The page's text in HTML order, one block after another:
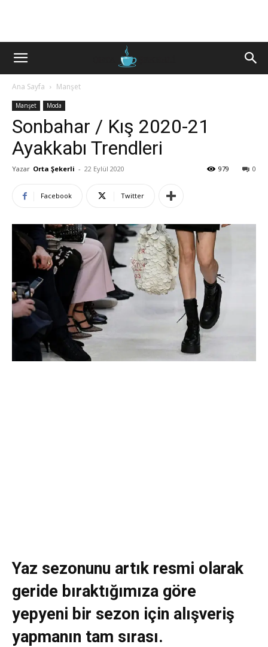
Ana Sayfa Manşet
Manşet Moda
Sonbahar / Kış 2020-21
Ayakkabı Trendleri
Yazar Orta Şekerli - 22 Eylül 2020 0
979
Facebook Twitter
Yaz sezonunu artık resmi olarak
geride bıraktığımıza göre
yepyeni bir sezon için alışveriş
yapmanın tam sırası.